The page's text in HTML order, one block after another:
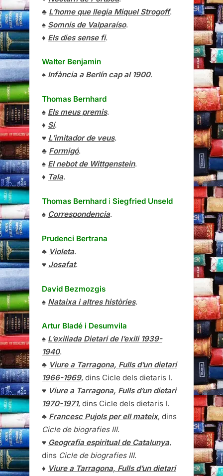
♣ L’home que llegia Miquel Strogoff.
♠ Somnis de Valparaíso.
♦ Els dies sense fi.
Walter Benjamin
♠ Infància a Berlín cap al 1900.
Thomas Bernhard
♠ Els meus premis.
♦ Sí.
♥ L’imitador de veus.
♣ Formigó.
♠ El nebot de Wittgenstein.
♦ Tala.
Thomas Bernhard i Siegfried Unseld
♠ Correspondencia.
Prudenci Bertrana
♣ Violeta.
♥ Josafat.
David Bezmozgis
♠ Nataixa i altres històries.
Artur Bladé i Desumvila
♠ L’exiliada Dietari de l’exili 1939-
1940.
♣ Viure a Tarragona, Fulls d’un dietari
1966-1969, dins Cicle dels dietaris I.
♥ Viure a Tarragona, Fulls d’un dietari
1970-1971, dins Cicle dels dietaris I.
♣ Francesc Pujols per ell mateix, dins
Cicle de biografies III.
♥ Geografia espiritual de Catalunya,
dins Cicle de biografies III.
♦ Viure a Tarragona, Fulls d’un dietari